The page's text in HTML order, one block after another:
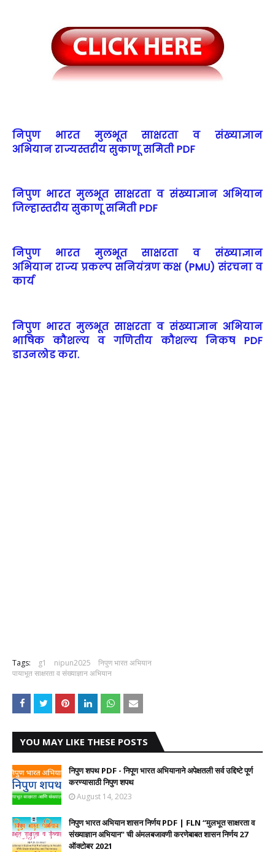
निपुण भारत मुलभूत साक्षरता व संख्याज्ञान
अभियानराज्यस्तरीय सुकाणू समिती PDF
निपुण भारत मुलभूत साक्षरता व संख्याज्ञान अभियान
जिल्हास्तरीय सुकाणू समिती PDF
निपुण भारत मुलभूत साक्षरता व संख्याज्ञान
अभियानराज्य प्रकल्प सनियंत्रण कक्ष (PMU) संरचना व
कार्य
निपुण भारत मुलभूत साक्षरता व संख्याज्ञान अभियान
भाषिक कौशल्य व गणितीय कौशल्य निकष PDF
डाउनलोड करा.
Tags: g1 nipun2025
निपुण भारत अभियान
पायाभूत साक्षरता व संख्याज्ञान अभियान
YOU MAY LIKE THESE POSTS
निपुण शपथ PDF - निपूण भारत अभियानाने अपेक्षतली सर्व उद्दिष्टे पूर्ण
करण्यासाठी निपुण शपथ
August 14, 2023
निपुण भारत अभियान शासन निर्णय PDF | FLN “मुलभूत साक्षरता व
संख्याज्ञान अभियान" ची अंमलबजावणी करणेबाबत शासन निर्णय 27
ऑक्टोबर 2021